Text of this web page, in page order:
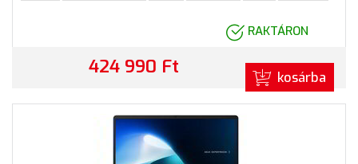
RAKTÁRON
424 990 Ft kosárba